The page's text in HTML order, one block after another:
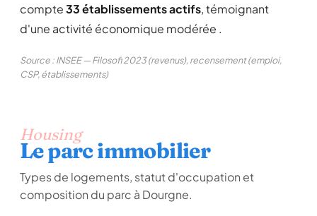
compte33 établissements actifs, témoignant
d'une activité économique modérée .
Source : INSEE — Filosofi 2023 (revenus), recensement (emploi,
CSP, établissements)
Housing
Le parc immobilier
Types de logements, statut d'occupation et
composition du parc à Dourgne.